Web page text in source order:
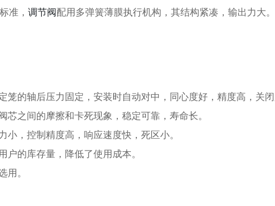
准， 调节阀配用多弹簧薄膜执行机构，其结构紧凑，输出力大。
的轴后压力固定，安装时自动对中，同心度好，精度高，关
之间的摩擦和卡死现象，稳定可靠，寿命长。
，控制精度高，响应速度快，死区小。
的库存量，降低了使用成本。
用。